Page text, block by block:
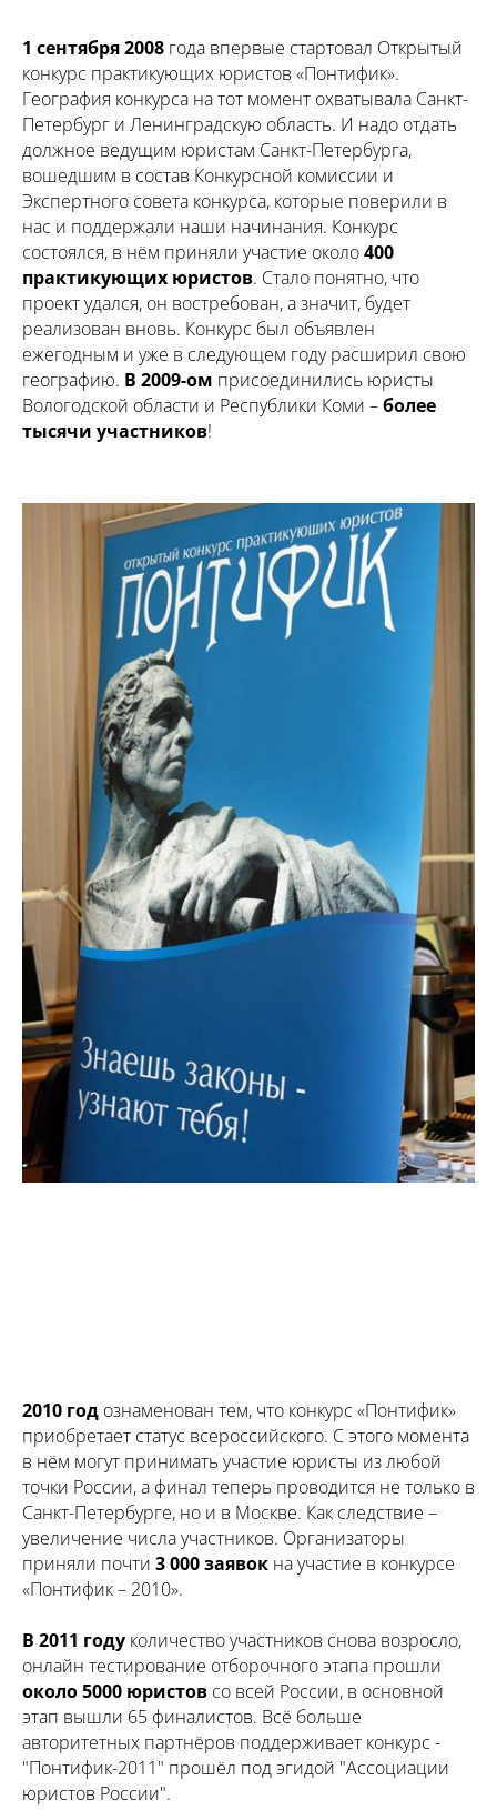
1 сентября 2008 года впервые стартовал Открытый
конкурс практикующих юристов «Понтифик».
География конкурса на тот момент охватывала Санкт-
Петербург и Ленинградскую область. И надо отдать
должное ведущим юристам Санкт-Петербурга,
вошедшим в состав Конкурсной комиссии и
Экспертного совета конкурса, которые поверили в
нас и поддержали наши начинания. Конкурс
состоялся, в нём приняли участие около400
практикующих юристов. Стало понятно, что
проект удался, он востребован, а значит, будет
реализован вновь. Конкурс был объявлен
ежегодным и уже в следующем году расширил свою
географию. В 2009-ом присоединились юристы
Вологодской области и Республики Коми –более
тысячи участников!
2010 год ознаменован тем, что конкурс «Понтифик»
приобретает статус всероссийского. С этого момента
в нём могут принимать участие юристы из любой
точки России, а финал теперь проводится не только в
Санкт-Петербурге, но и в Москве. Как следствие –
увеличение числа участников. Организаторы
приняли почти 3 000 заявок на участие в конкурсе
«Понтифик – 2010».
В 2011 году количество участников снова возросло,
онлайн тестирование отборочного этапа прошли
около 5000 юристов со всей России, в основной
этап вышли 65 финалистов. Всё больше
авторитетных партнёров поддерживает конкурс -
"Понтифик-2011" прошёл под эгидой "Ассоциации
юристов России".